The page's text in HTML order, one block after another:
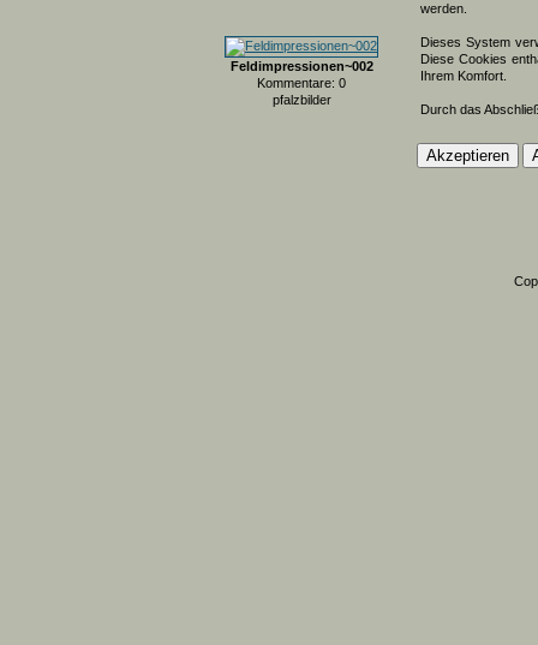
Feldimpressionen~002
Kommentare: 0
pfalzbilder
werden.
Dieses System
Diese Cookies
Ihrem Komfort.
Durch das